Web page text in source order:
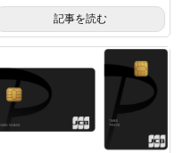
記事を読む